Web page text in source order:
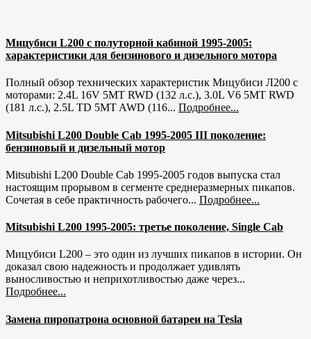
Мицубиси L200 с полуторной кабиной 1995-2005:
характеристики для бензинового и дизельного мотора
Полный обзор технических характеристик Мицубиси Л200 с
моторами: 2.4L 16V 5MT RWD (132 л.с.), 3.0L V6 5MT RWD
(181 л.с.), 2.5L TD 5MT AWD (116... Подробнее...
Mitsubishi L200 Double Cab 1995-2005 III поколение:
бензиновый и дизельный мотор
Mitsubishi L200 Double Cab 1995-2005 годов выпуска стал
настоящим прорывом в сегменте среднеразмерных пикапов.
Сочетая в себе практичность рабочего... Подробнее...
Mitsubishi L200 1995-2005: третье поколение, Single Cab
Мицубиси L200 – это один из лучших пикапов в истории. Он
доказал свою надежность и продолжает удивлять
выносливостью и неприхотливостью даже через...
Подробнее...
Замена пиропатрона основной батареи на Tesla